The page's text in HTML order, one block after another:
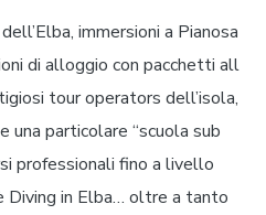
immersioni a Pianosa
di alloggio con pacchetti all
tour operators dell’isola,
particolare “scuola sub
professionali fino a livello
in Elba… oltre a tanto